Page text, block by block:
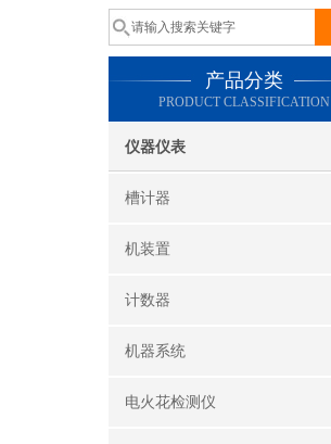
产品分类
PRODUCT CLASSIFICATION
仪器仪表
槽计器
机装置
计数器
机器系统
电火花检测仪